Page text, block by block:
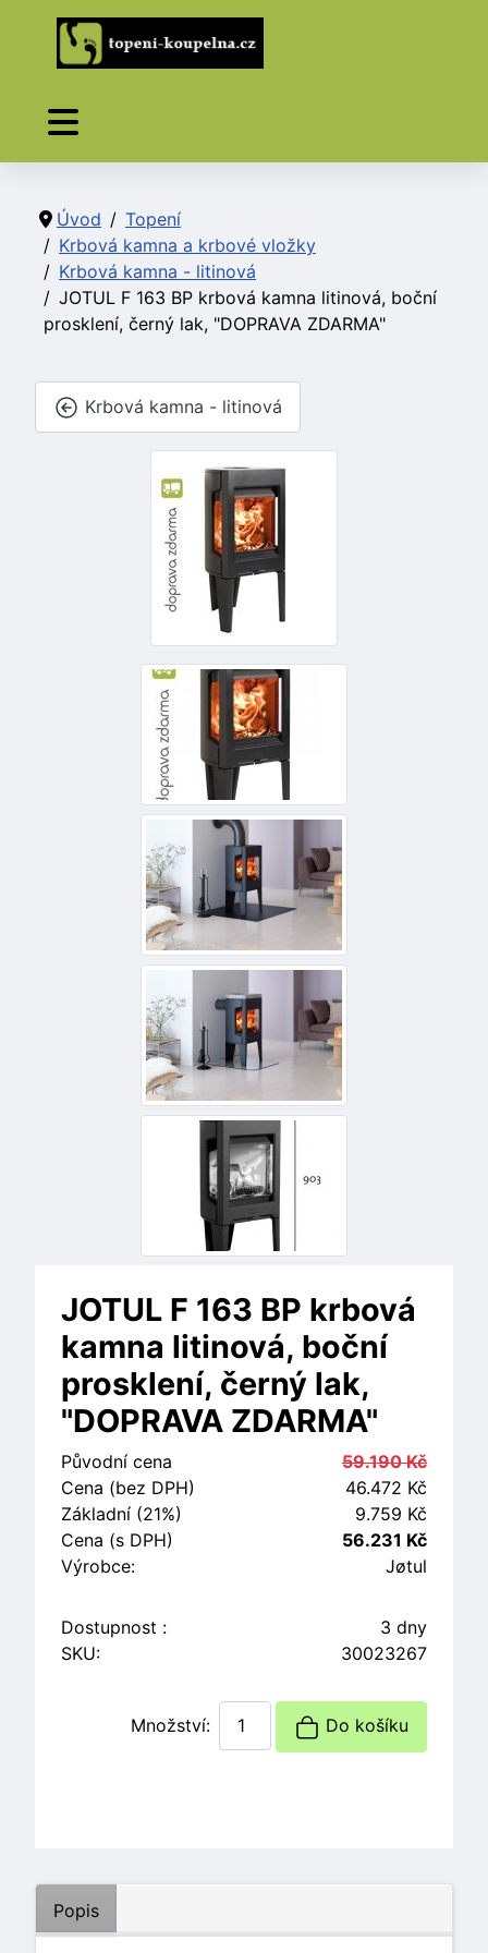
Úvod
Topení
Krbová kamna a krbové vložky
Krbová kamna - litinová
JOTUL F 163 BP krbová kamna litinová, boční
prosklení, černý lak, "DOPRAVA ZDARMA"
Krbová kamna - litinová
JOTUL F 163 BP krbová
kamna litinová, boční
prosklení, černý lak,
"DOPRAVA ZDARMA"
Původní cena
59.190 Kč
Cena (bez DPH)
46.472 Kč
Základní (21%)
9.759 Kč
Cena (s DPH)
56.231 Kč
Výrobce:
Jøtul
Dostupnost :
3 dny
SKU:
30023267
Množství: Do košíku
Popis